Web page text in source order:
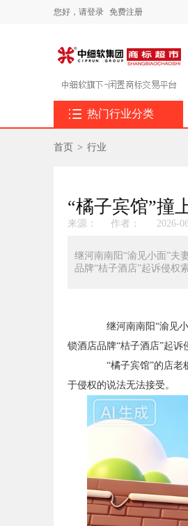
您好， 请登录 免费注册
 热门行业分类
首页 > 行业
“橘子宾馆”撞
来源： 作者： 2026-
继河南南阳“渝见小面”夫
品牌“桔子酒店”起诉侵权
继河南南阳“渝见小
锁酒店品牌“桔子酒店”起诉
“橘子宾馆”的店老板
于侵权的说法无法接受。